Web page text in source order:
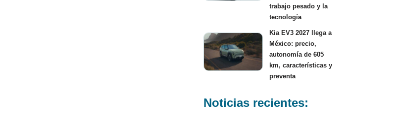
trabajo pesado y la
tecnología
Kia EV3 2027 llega a
México: precio,
autonomía de 605
km, características y
preventa
Noticias recientes: